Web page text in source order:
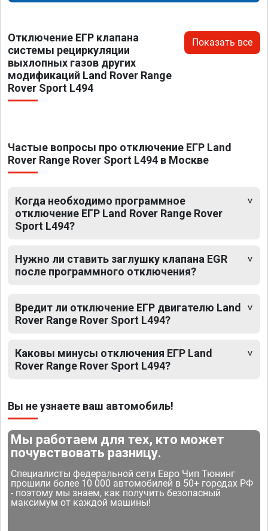
Отключение ЕГР клапана
системы рециркуляции
выхлопных газов других
модификаций Land Rover Range
Rover Sport L494
Показать все
Частые вопросы про отключение ЕГР Land
Rover Range Rover Sport L494 в Москве
Когда необходимо программное
отключение ЕГР Land Rover Range Rover
Sport L494?
Нужно ли ставить заглушку клапана EGR
после программного отключения?
Вредит ли отключение ЕГР двигателю Land
Rover Range Rover Sport L494?
Каковы минусы отключения ЕГР Land
Rover Range Rover Sport L494?
Вы не узнаете ваш автомобиль!
Мы работаем для тех, кто может
почувствовать разницу.
Специалисты федеральной сети Евро Чип Тюнинг
прошили более 10 000 автомобилей в 50+ городах РФ
- поэтому мы знаем, как получить безопасный
максимум от каждой машины!